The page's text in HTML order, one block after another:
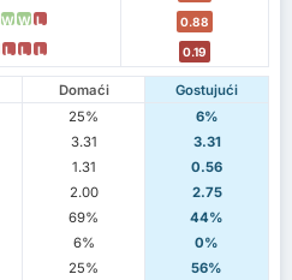
W W L 0.88
L L L 0.19
Domaći
Gostujući
25%
6%
3.31
3.31
1.31
0.56
2.00
2.75
69%
44%
6%
0%
25%
56%